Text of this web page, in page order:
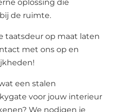
oplossing die
de ruimte.
taatsdeur op maat laten
met ons op en
een stalen
voor jouw interieur
We nodigen je